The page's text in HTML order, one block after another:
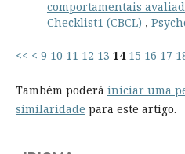
comportamentais
Checklist1 (CBCL) ,
<< < 9 10 11 12 13 14 15 16 17
Também poderá iniciar uma
similaridade para este artigo.